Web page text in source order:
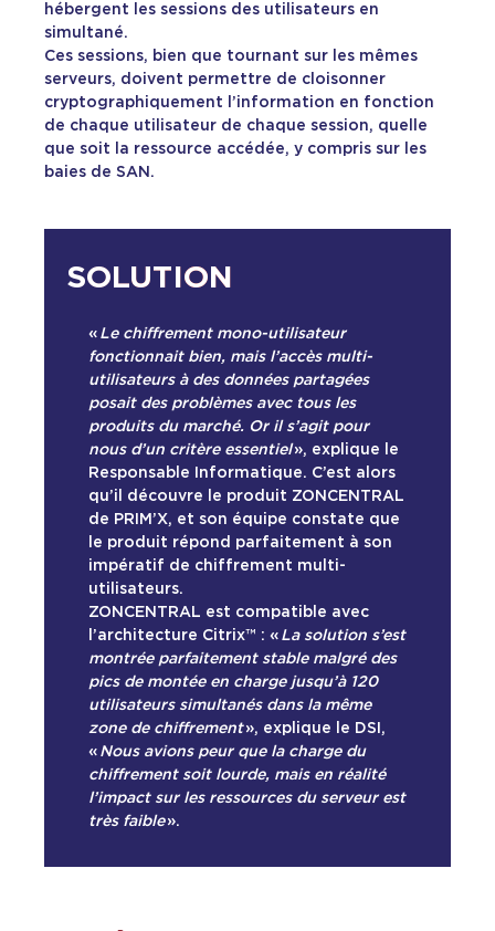
hébergent les sessions des utilisateurs en
simultané.
Ces sessions, bien que tournant sur les mêmes
serveurs, doivent permettre de cloisonner
cryptographiquement l’information en fonction
de chaque utilisateur de chaque session, quelle
que soit la ressource accédée, y compris sur les
baies de SAN.
SOLUTION
« Le chiffrement mono-utilisateur
fonctionnait bien, mais l’accès multi-
utilisateurs à des données partagées
posait des problèmes avec tous les
produits du marché. Or il s’agit pour
nous d’un critère essentiel», explique le
Responsable Informatique. C’est alors
qu’il découvre le produit ZONCENTRAL
de PRIM’X, et son équipe constate que
le produit répond parfaitement à son
impératif de chiffrement multi-
utilisateurs.
ZONCENTRAL est compatible avec
l’architecture Citrix™ : « La solution s’est
montrée parfaitement stable malgré des
pics de montée en charge jusqu’à 120
utilisateurs simultanés dans la même
zone de chiffrement», explique le DSI,
« Nous avions peur que la charge du
chiffrement soit lourde, mais en réalité
l’impact sur les ressources du serveur est
très faible».